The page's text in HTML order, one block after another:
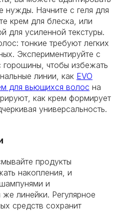
нужды. Начните с геля для
крем для блеска, или
для усиленной текстуры.
тонкие требуют легких
Экспериментируйте с
горошины, чтобы избежать
линии, как EVO
для вьющихся волос на
как крем формирует
универсальность.
продукты
накопления, и
и
линейки. Регулярное
средств сохранит